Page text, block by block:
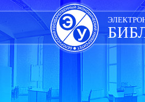
Skip
navigation